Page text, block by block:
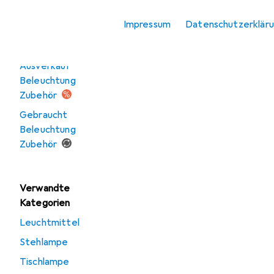
Impressum
Ausverkauf
Beleuchtung
Zubehör
Gebraucht
Beleuchtung
Zubehör
Verwandte
Kategorien
Leuchtmittel
Stehlampe
Tischlampe